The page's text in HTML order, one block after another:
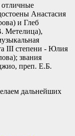
Анастасия
и Глеб
Метелица),
III степени - Юлия
звания
преп. Е.Б.
дальнейших